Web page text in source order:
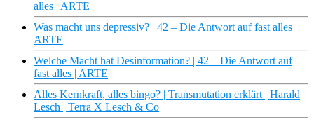
alles | ARTE
Was macht uns depressiv? | 42 – Die Antwort auf fast alles |
ARTE
Welche Macht hat Desinformation? | 42 – Die Antwort auf
fast alles | ARTE
Alles Kernkraft, alles bingo? | Transmutation erklärt | Harald
Lesch | Terra X Lesch & Co